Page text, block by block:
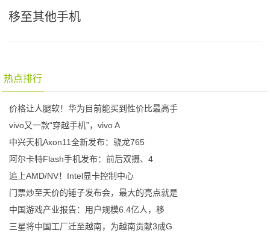
移至其他手机
热点排行
价格让人腿软！华为目前能买到性价比最高手
vivo又一款“穿越手机”，vivo A
中兴天机Axon11全新发布：骁龙765
阿尔卡特Flash手机发布：前后双摄、4
追上AMD/NV！Intel显卡控制中心
门票炒至天价的锤子发布会，最大的亮点就是
中国游戏产业报告：用户规模6.4亿人，移
三星将中国工厂迁至越南，为越南贡献3成G